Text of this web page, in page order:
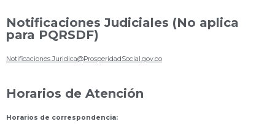
Notificaciones Judiciales (No aplica
para PQRSDF)
Notificaciones.Juridica@ProsperidadSocial.gov.co
Horarios de Atención
Horarios de correspondencia: